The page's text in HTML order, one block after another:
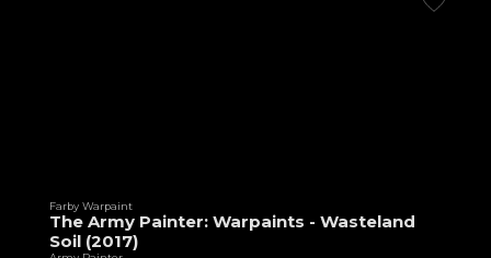
Farby Warpaint
The Army Painter: Warpaints - Wasteland
Soil (2017)